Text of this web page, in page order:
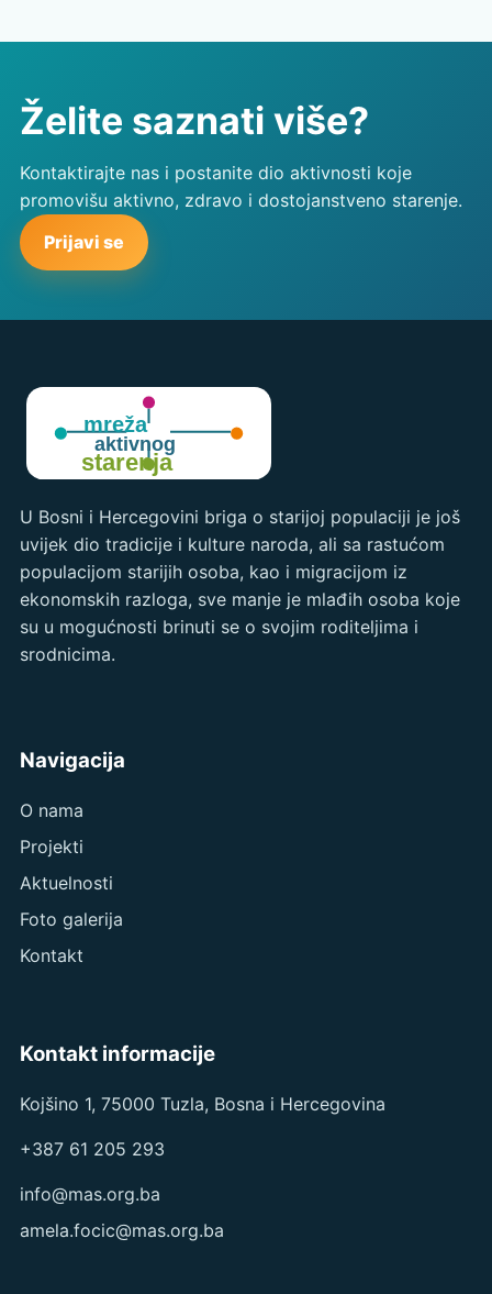
Želite saznati više?
Kontaktirajte nas i postanite dio aktivnosti koje
promovišu aktivno, zdravo i dostojanstveno starenje.
Prijavi se
U Bosni i Hercegovini briga o starijoj populaciji je još
uvijek dio tradicije i kulture naroda, ali sa rastućom
populacijom starijih osoba, kao i migracijom iz
ekonomskih razloga, sve manje je mlađih osoba koje
su u mogućnosti brinuti se o svojim roditeljima i
srodnicima.
Navigacija
O nama
Projekti
Aktuelnosti
Foto galerija
Kontakt
Kontakt informacije
Kojšino 1, 75000 Tuzla, Bosna i Hercegovina
+387 61 205 293
info@mas.org.ba
amela.focic@mas.org.ba